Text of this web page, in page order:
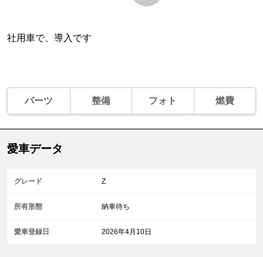
社用車で、導入です
パーツ 整備 フォト 燃費
愛車データ
グレード Z
所有形態 納車待ち
愛車登録日 2026年4月10日